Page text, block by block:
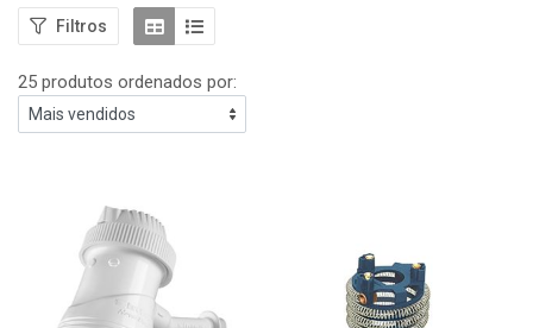
Filtros
25 produtos ordenados por: